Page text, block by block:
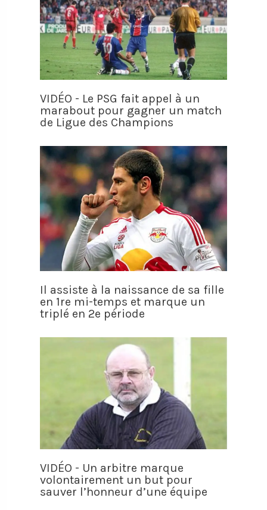
VIDÉO - Le PSG fait appel à un
marabout pour gagner un match
de Ligue des Champions
Il assiste à la naissance de sa fille
en 1re mi-temps et marque un
triplé en 2e période
VIDÉO - Un arbitre marque
volontairement un but pour
sauver l’honneur d’une équipe